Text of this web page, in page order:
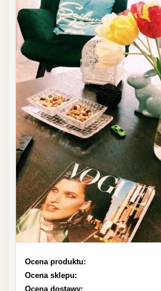
Ocena produktu:
Ocena sklepu:
Ocena dostawy: